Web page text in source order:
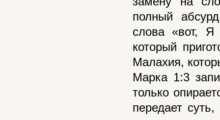
полный
слова «вот,
который
Малахия,
Марка 1:3
только
передает